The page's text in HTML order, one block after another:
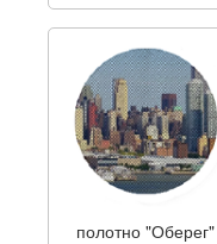
полотно "Оберег"